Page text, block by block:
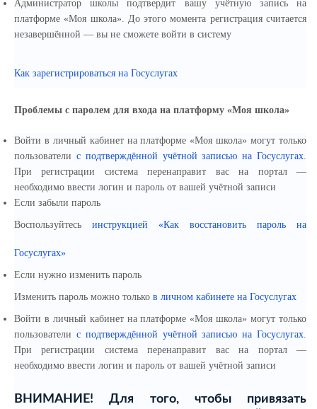
Администратор школы подтвердит вашу учётную запись на
платформе «Моя школа». До этого момента регистрация считается
незавершённой — вы не сможете войти в систему
Как зарегистрироваться на Госуслугах
Проблемы с паролем для входа на платформу «Моя школа»
Войти в личный кабинет на платформе «Моя школа» могут только
пользователи с подтверждённой учётной записью на Госуслугах.
При регистрации система перенаправит вас на портал —
необходимо ввести логин и пароль от вашей учётной записи
Если забыли пароль
Воспользуйтесь инструкцией «Как восстановить пароль на
Госуслугах»
Если нужно изменить пароль
Изменить пароль можно только в личном кабинете на Госуслугах
Войти в личный кабинет на платформе «Моя школа» могут только
пользователи с подтверждённой учётной записью на Госуслугах.
При регистрации система перенаправит вас на портал —
необходимо ввести логин и пароль от вашей учётной записи
ВНИМАНИЕ! Для того, чтобы привязать